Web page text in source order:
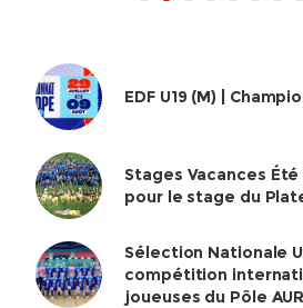
EDF U19 (M) |
Stages Vacances
pour le stage du
Sélection Nationale
compétition
joueuses du Pôle